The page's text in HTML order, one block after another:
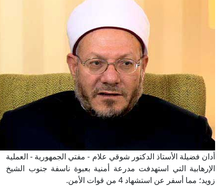
فضيلة الأستاذ الدكتور شوقي علام - مفتي الجمهورية - العملية
التي استهدفت مدرعة أمنية بعبوة ناسفة جنوب الشيخ
مما أسفر عن استشهاد 4 من قوات الأمن.